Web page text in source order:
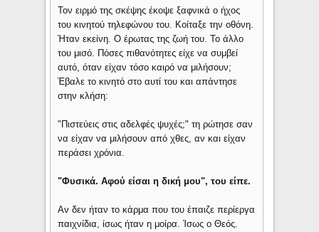
Τον ειρμό της σκέψης έκοψε ξαφνικά ο ήχος
του κινητού τηλεφώνου του. Κοίταξε την οθόνη.
Ήταν εκείνη. Ο έρωτας της ζωή του. Το άλλο
του μισό. Πόσες πιθανότητες είχε να συμβεί
αυτό, όταν είχαν τόσο καιρό να μιλήσουν;
Έβαλε το κινητό στο αυτί του και απάντησε
στην κλήση:
"Πιστεύεις στις αδελφές ψυχές;" τη ρώτησε σαν
να είχαν να μιλήσουν από χθες, αν και είχαν
περάσει χρόνια.
"Φυσικά. Αφού είσαι η δική μου", του είπε.
Αν δεν ήταν το κάρμα που του έπαιζε περίεργα
παιχνίδια, ίσως ήταν η μοίρα. Ίσως ο Θεός.